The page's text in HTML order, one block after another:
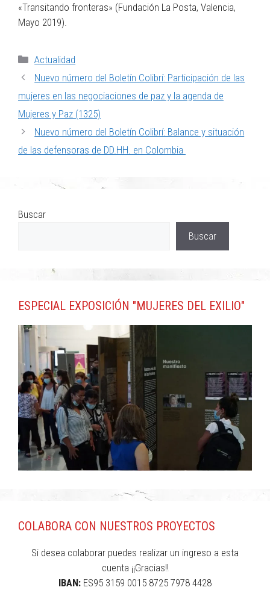
«Transitando fronteras» (Fundación La Posta, Valencia,
Mayo 2019).
Actualidad
Nuevo número del Boletín Colibrí: Participación de las
mujeres en las negociaciones de paz y la agenda de
Mujeres y Paz (1325)
Nuevo número del Boletín Colibrí: Balance y situación
de las defensoras de DD.HH. en Colombia
Buscar
Buscar
ESPECIAL EXPOSICIÓN "MUJERES DEL EXILIO"
COLABORA CON NUESTROS PROYECTOS
Si desea colaborar puedes realizar un ingreso a esta
cuenta ¡¡Gracias!!
IBAN: ES95 3159 0015 8725 7978 4428